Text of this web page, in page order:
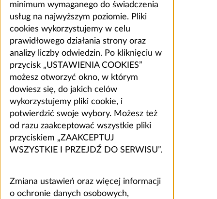
minimum wymaganego do świadczenia
usług na najwyższym poziomie. Pliki
cookies wykorzystujemy w celu
prawidłowego działania strony oraz
analizy liczby odwiedzin. Po kliknięciu w
przycisk „USTAWIENIA COOKIES”
możesz otworzyć okno, w którym
dowiesz się, do jakich celów
wykorzystujemy pliki cookie, i
potwierdzić swoje wybory. Możesz też
od razu zaakceptować wszystkie pliki
przyciskiem „ZAAKCEPTUJ
WSZYSTKIE I PRZEJDŹ DO SERWISU”.
Zmiana ustawień oraz więcej informacji
o ochronie danych osobowych,